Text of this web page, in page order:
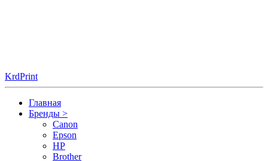
KrdPrint
Главная
Бренды >
Canon
Epson
HP
Brother